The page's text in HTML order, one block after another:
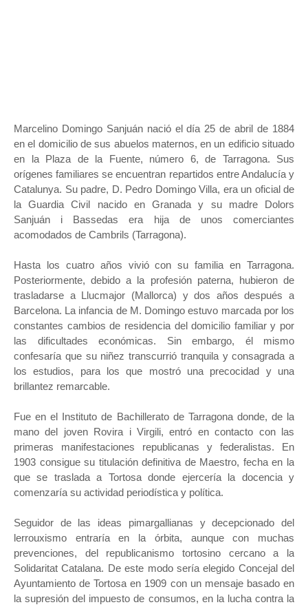
Marcelino Domingo Sanjuán nació el día 25 de abril de 1884
en el domicilio de sus abuelos maternos, en un edificio situado
en la Plaza de la Fuente, número 6, de Tarragona. Sus
orígenes familiares se encuentran repartidos entre Andalucía y
Catalunya. Su padre, D. Pedro Domingo Villa, era un oficial de
la Guardia Civil nacido en Granada y su madre Dolors
Sanjuán i Bassedas era hija de unos comerciantes
acomodados de Cambrils (Tarragona).
Hasta los cuatro años vivió con su familia en Tarragona.
Posteriormente, debido a la profesión paterna, hubieron de
trasladarse a Llucmajor (Mallorca) y dos años después a
Barcelona. La infancia de M. Domingo estuvo marcada por los
constantes cambios de residencia del domicilio familiar y por
las dificultades económicas. Sin embargo, él mismo
confesaría que su niñez transcurrió tranquila y consagrada a
los estudios, para los que mostró una precocidad y una
brillantez remarcable.
Fue en el Instituto de Bachillerato de Tarragona donde, de la
mano del joven Rovira i Virgili, entró en contacto con las
primeras manifestaciones republicanas y federalistas. En
1903 consigue su titulación definitiva de Maestro, fecha en la
que se traslada a Tortosa donde ejercería la docencia y
comenzaría su actividad periodística y política.
Seguidor de las ideas pimargallianas y decepcionado del
lerrouxismo entraría en la órbita, aunque con muchas
prevenciones, del republicanismo tortosino cercano a la
Solidaritat Catalana. De este modo sería elegido Concejal del
Ayuntamiento de Tortosa en 1909 con un mensaje basado en
la supresión del impuesto de consumos, en la lucha contra la